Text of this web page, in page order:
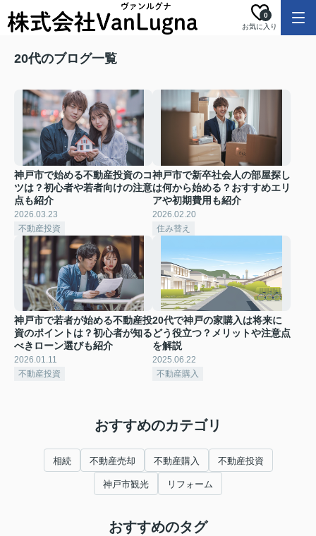
お気に入り
0
20代のブログ一覧
神戸市で始める不動産投資のコ
ツは？初心者や若者向けの注意
点も紹介
2026.03.23
不動産投資
神戸市で新卒社会人の部屋探し
は何から始める？おすすめエリ
アや初期費用も紹介
2026.02.20
住み替え
神戸市で若者が始める不動産投
資のポイントは？初心者が知る
べきローン選びも紹介
2026.01.11
不動産投資
20代で神戸の家購入は将来に
どう役立つ？メリットや注意点
を解説
2025.06.22
不動産購入
おすすめのカテゴリ
相続 不動産売却 不動産購入 不動産投資
神戸市観光 リフォーム
おすすめのタグ